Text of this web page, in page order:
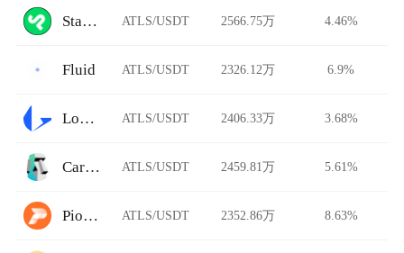
StarkDefi ATLS/USDT 2566.75万 4.46%
Fluid ATLS/USDT 2326.12万 6.9%
Loopring ATLS/USDT 2406.33万 3.68%
Carbon DeFi ATLS/USDT 2459.81万 5.61%
Pionex ATLS/USDT 2352.86万 8.63%